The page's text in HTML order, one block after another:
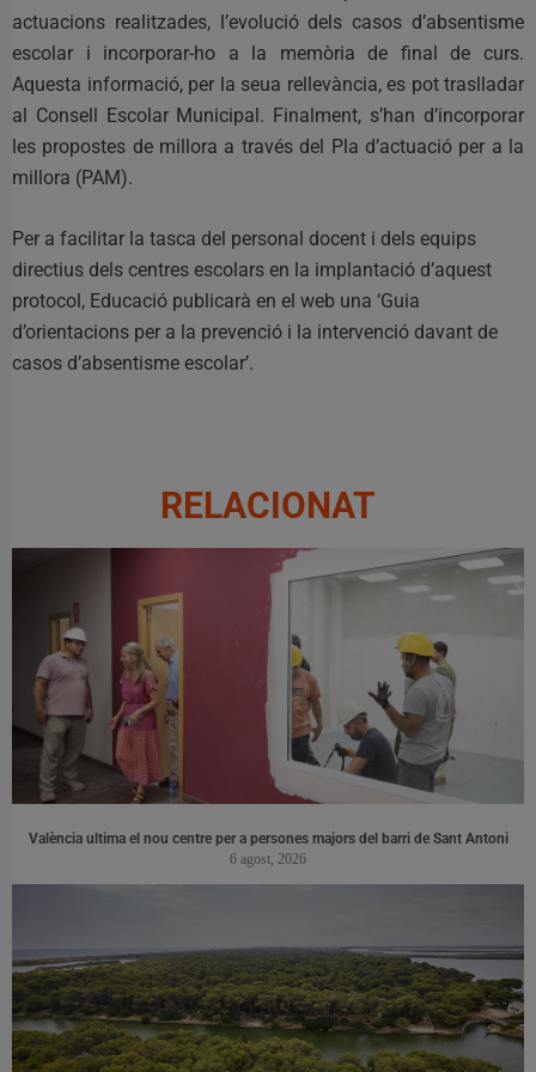
actuacions realitzades, l’evolució dels casos d’absentisme
escolar i incorporar-ho a la memòria de final de curs.
Aquesta informació, per la seua rellevància, es pot traslladar
al Consell Escolar Municipal. Finalment, s’han d’incorporar
les propostes de millora a través del Pla d’actuació per a la
millora (PAM).
Per a facilitar la tasca del personal docent i dels equips
directius dels centres escolars en la implantació d’aquest
protocol, Educació publicarà en el web una ‘Guia
d’orientacions per a la prevenció i la intervenció davant de
casos d’absentisme escolar’.
RELACIONAT
València ultima el nou centre per a persones majors del barri de Sant Antoni
6 agost, 2026